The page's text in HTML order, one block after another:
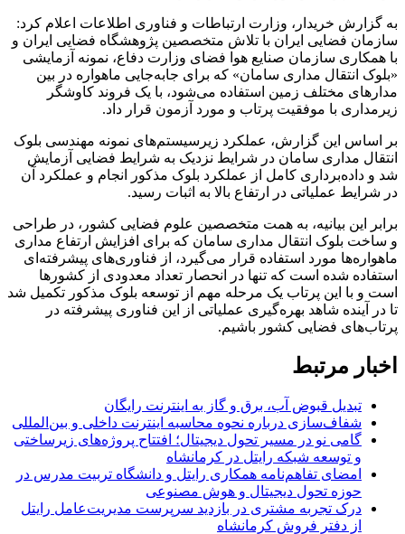
به گزارش خریدار، وزارت ارتباطات و فناوری اطلاعات اعلام کرد:
سازمان فضایی ایران با تلاش متخصصین پژوهشگاه فضایی ایران و
با همکاری سازمان صنایع هوا فضای وزارت دفاع، نمونه آزمایشی
«بلوک انتقال مداری سامان» که برای جابه‌جایی ماهواره در بین
مدارهای مختلف زمین استفاده می‌شود، با یک فروند کاوشگر
زیرمداری با موفقیت پرتاب و مورد آزمون قرار داد.
بر اساس این گزارش، عملکرد زیرسیستم‌های نمونه مهندسی بلوک
انتقال مداری سامان در شرایط نزدیک به شرایط فضایی آزمایش
شد و داده‌برداری کامل از عملکرد بلوک مذکور انجام و عملکرد آن
در شرایط عملیاتی در ارتفاع بالا به اثبات رسید.
برابر این بیانیه، به همت متخصصین علوم فضایی کشور، در طراحی
و ساخت بلوک انتقال مداری سامان که برای افزایش ارتفاع مداری
ماهواره‌ها مورد استفاده قرار می‌گیرد، از فناوری‌های پیشرفته‌ای
استفاده شده است که تنها در انحصار تعداد معدودی از کشورها
است و با این پرتاب یک مرحله مهم از توسعه بلوک مذکور تکمیل شد
تا در آینده شاهد بهره‌گیری عملیاتی از این فناوری پیشرفته در
پرتاب‌های فضایی کشور باشیم.
اخبار مرتبط
تبدیل قبوض آب، برق و گاز به اینترنت رایگان
شفاف‌سازی درباره نحوه محاسبه اینترنت داخلی و بین‌المللی
گامی نو در مسیر تحول دیجیتال؛ افتتاح پروژه‌های زیرساختی
و توسعه شبکه رایتل در کرمانشاه
امضای تفاهم‌نامه همکاری رایتل و دانشگاه تربیت مدرس در
حوزه تحول دیجیتال و هوش مصنوعی
درک تجربه مشتری در بازدید سرپرست مدیریت‌عامل رایتل
از دفتر فروش کرمانشاه